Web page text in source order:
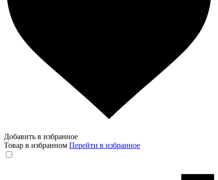
Добавить в избранное
Товар в избранном Перейти в избранное